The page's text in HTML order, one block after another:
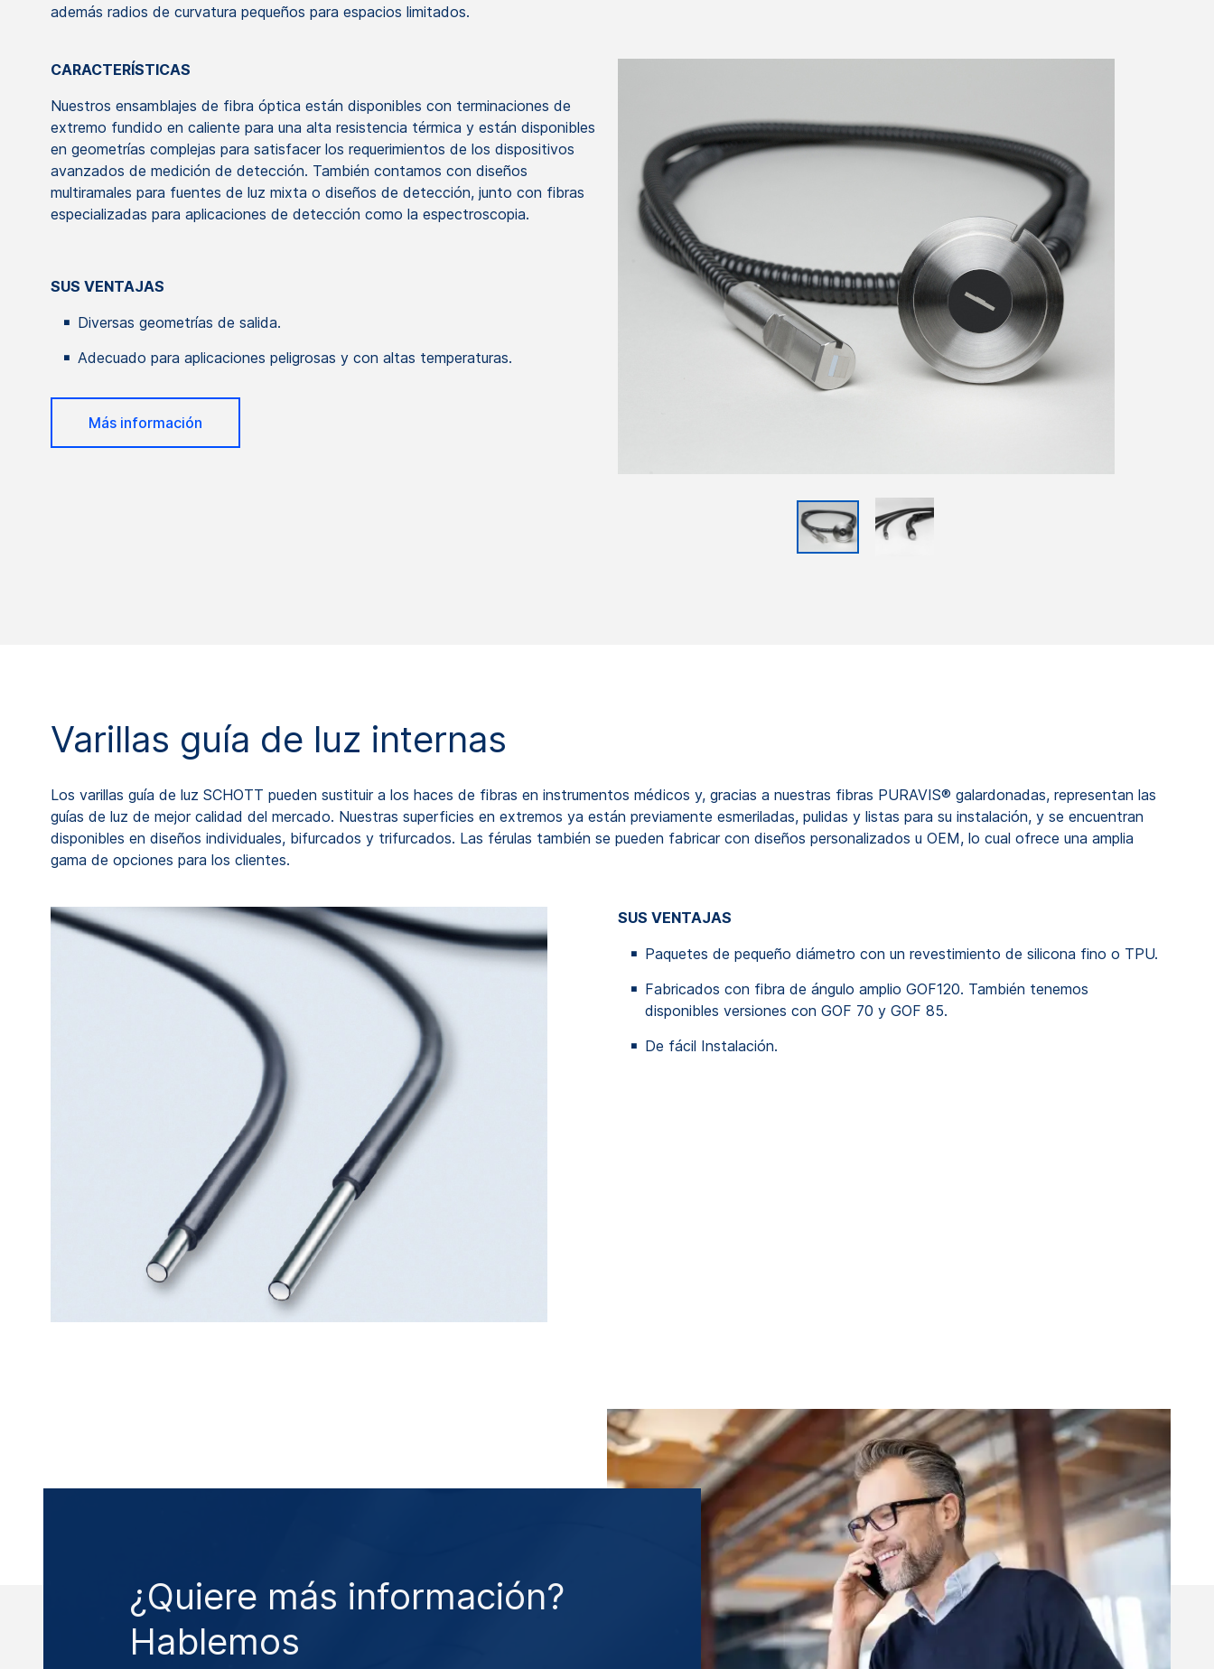
además radios de curvatura pequeños para espacios limitados.
CARACTERÍSTICAS
Nuestros ensamblajes de fibra óptica están disponibles con terminaciones de
extremo fundido en caliente para una alta resistencia térmica y están disponibles
en geometrías complejas para satisfacer los requerimientos de los dispositivos
avanzados de medición de detección. También contamos con diseños
multiramales para fuentes de luz mixta o diseños de detección, junto con fibras
especializadas para aplicaciones de detección como la espectroscopia.
SUS VENTAJAS
Diversas geometrías de salida.
Adecuado para aplicaciones peligrosas y con altas temperaturas.
Más información
Varillas guía de luz internas
Los varillas guía de luz SCHOTT pueden sustituir a los haces de fibras en instrumentos médicos y, gracias a nuestras fibras PURAVIS® galardonadas, representan las
guías de luz de mejor calidad del mercado. Nuestras superficies en extremos ya están previamente esmeriladas, pulidas y listas para su instalación, y se encuentran
disponibles en diseños individuales, bifurcados y trifurcados. Las férulas también se pueden fabricar con diseños personalizados u OEM, lo cual ofrece una amplia
gama de opciones para los clientes.
SUS VENTAJAS
Paquetes de pequeño diámetro con un revestimiento de silicona fino o TPU.
Fabricados con fibra de ángulo amplio GOF120. También tenemos
disponibles versiones con GOF 70 y GOF 85.
De fácil Instalación.
¿Quiere más información?
Hablemos